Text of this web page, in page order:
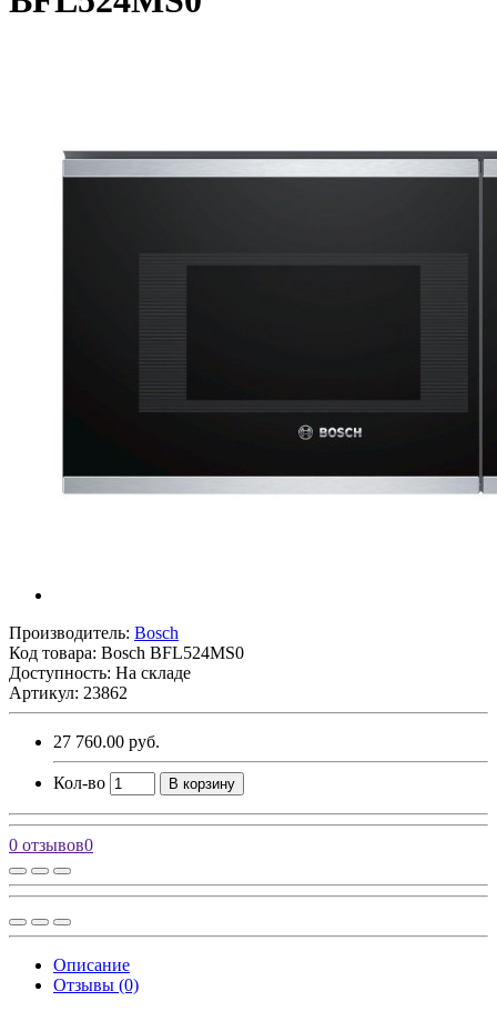
Производитель: Bosch
Код товара: Bosch BFL524MS0
Доступность: На складе
Артикул: 23862
27 760.00 руб.
Кол-во В корзину
0 отзывов0
Описание
Отзывы (0)